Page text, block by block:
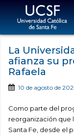
La
afianza su
Rafaela
10 de agosto de
Como parte del
reorganización que
Santa Fe, desde el